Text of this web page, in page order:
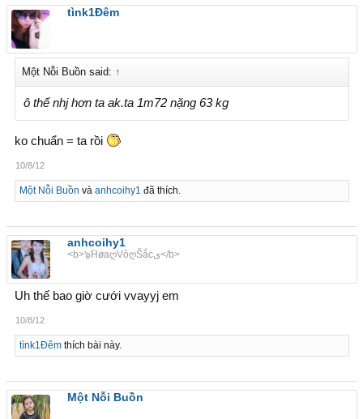
tìnk1Đêm
Một Nỗi Buồn said: ↑
ô thế nhj hơn ta ak.ta 1m72 nặng 63 kg
ko chuẩn = ta rồi
10/8/12
Một Nỗi Buồn và anhcoihy1 đã thích.
anhcoihy1
<b>๖ۜHøaღVôღŠắcى</b>
Uh thế bao giờ cưới vvayyj em
10/8/12
tìnk1Đêmthích bài này.
Một Nỗi Buồn